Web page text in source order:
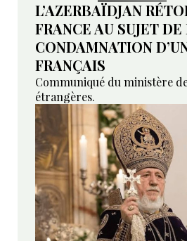
L’AZERBAÏDJAN
FRANCE AU SUJET
CONDAMNATION
FRANÇAIS
Communiqué du ministère
étrangères.